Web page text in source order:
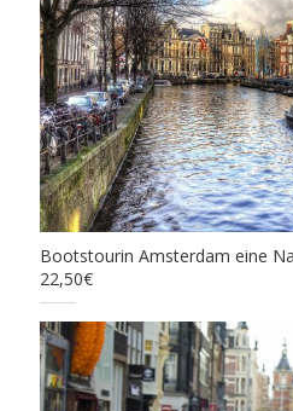
Bootstourin Amsterdam eine
22,50€